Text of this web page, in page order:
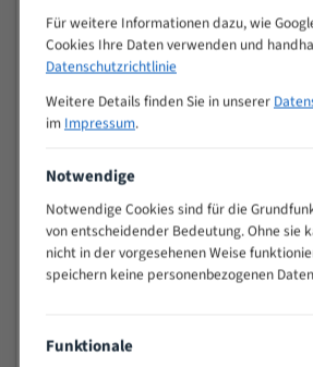
M (mm)
Zoll (ZpZ))
>
25
10/14
15 - 40
8/12
25 - 50
50 - 120
80 - 180
3/4
130 -
350
2/3
150 -
600
Für weitere Informationen dazu, wie
Cookies Ihre Daten verwenden und
Datenschutzrichtlinie
Weitere Details finden Sie in unserer
im Impressum.
Notwendige
Notwendige Cookies sind für die
von entscheidender Bedeutung. Ohne sie
nicht in der vorgesehenen Weise
speichern keine personenbezogenen
Funktionale